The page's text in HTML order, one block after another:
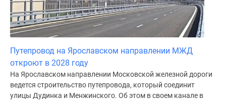
Путепровод на Ярославском направлении МЖД
откроют в 2028 году
На Ярославском направлении Московской железной дороги
ведется строительство путепровода, который соединит
улицы Дудинка и Менжинского. Об этом в своем канале в